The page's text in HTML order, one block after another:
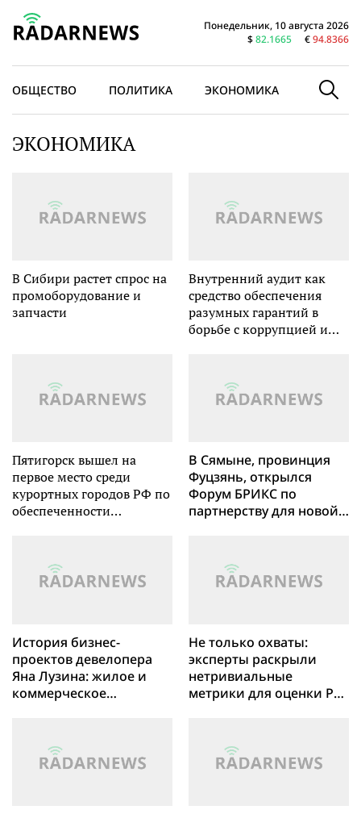
Понедельник, 10 августа 2026
$82.1665 €94.8366
ОБЩЕСТВО ПОЛИТИКА ЭКОНОМИКА В МИРЕ
ЭКОНОМИКА
В Сибири растет спрос на
промоборудование и
запчасти
Внутренний аудит как
средство обеспечения
разумных гарантий в
борьбе с коррупцией и
Пятигорск вышел на
первое место среди
курортных городов РФ по
обеспеченности
В Сямыне, провинция
Фуцзянь, открылся
Форум БРИКС по
партнерству для новой
История бизнес-
проектов девелопера
Яна Лузина: жилое и
коммерческое
Не только охваты:
эксперты раскрыли
нетривиальные
метрики для оценки PR-